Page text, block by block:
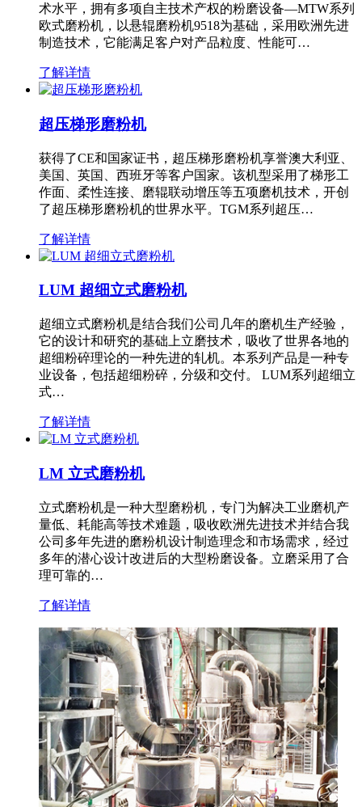
术水平，拥有多项自主技术产权的粉磨设备—MTW系列
欧式磨粉机，以悬辊磨粉机9518为基础，采用欧洲先进
制造技术，它能满足客户对产品粒度、性能可…
了解详情
超压梯形磨粉机
获得了CE和国家证书，超压梯形磨粉机享誉澳大利亚、
美国、英国、西班牙等客户国家。该机型采用了梯形工
作面、柔性连接、磨辊联动增压等五项磨机技术，开创
了超压梯形磨粉机的世界水平。TGM系列超压…
了解详情
LUM 超细立式磨粉机
超细立式磨粉机是结合我们公司几年的磨机生产经验，
它的设计和研究的基础上立磨技术，吸收了世界各地的
超细粉碎理论的一种先进的轧机。本系列产品是一种专
业设备，包括超细粉碎，分级和交付。 LUM系列超细立
式…
了解详情
LM 立式磨粉机
立式磨粉机是一种大型磨粉机，专门为解决工业磨机产
量低、耗能高等技术难题，吸收欧洲先进技术并结合我
公司多年先进的磨粉机设计制造理念和市场需求，经过
多年的潜心设计改进后的大型粉磨设备。立磨采用了合
理可靠的…
了解详情